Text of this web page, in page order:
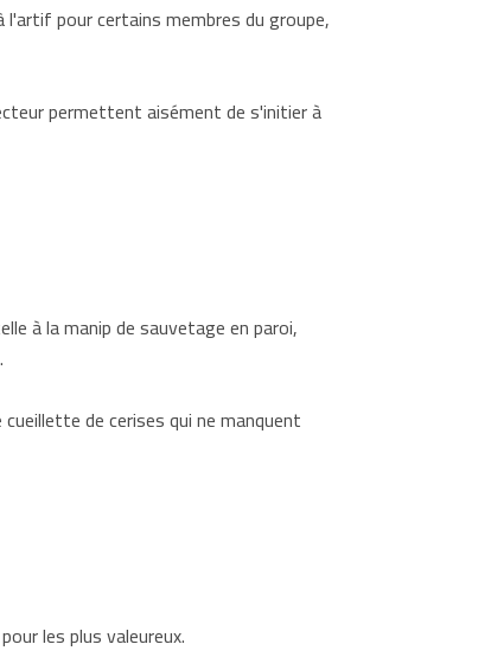
pour certains membres du groupe,
permettent aisément de s'initier à
à la manip de sauvetage en paroi,
de cerises qui ne manquent
les plus valeureux.